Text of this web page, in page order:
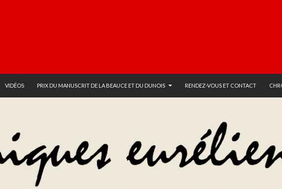
VIDÉOS PRIX DU MANUSCRIT DE LA BEAUCE ET DU DUNOIS RENDEZ-VOUS ET CONTACT